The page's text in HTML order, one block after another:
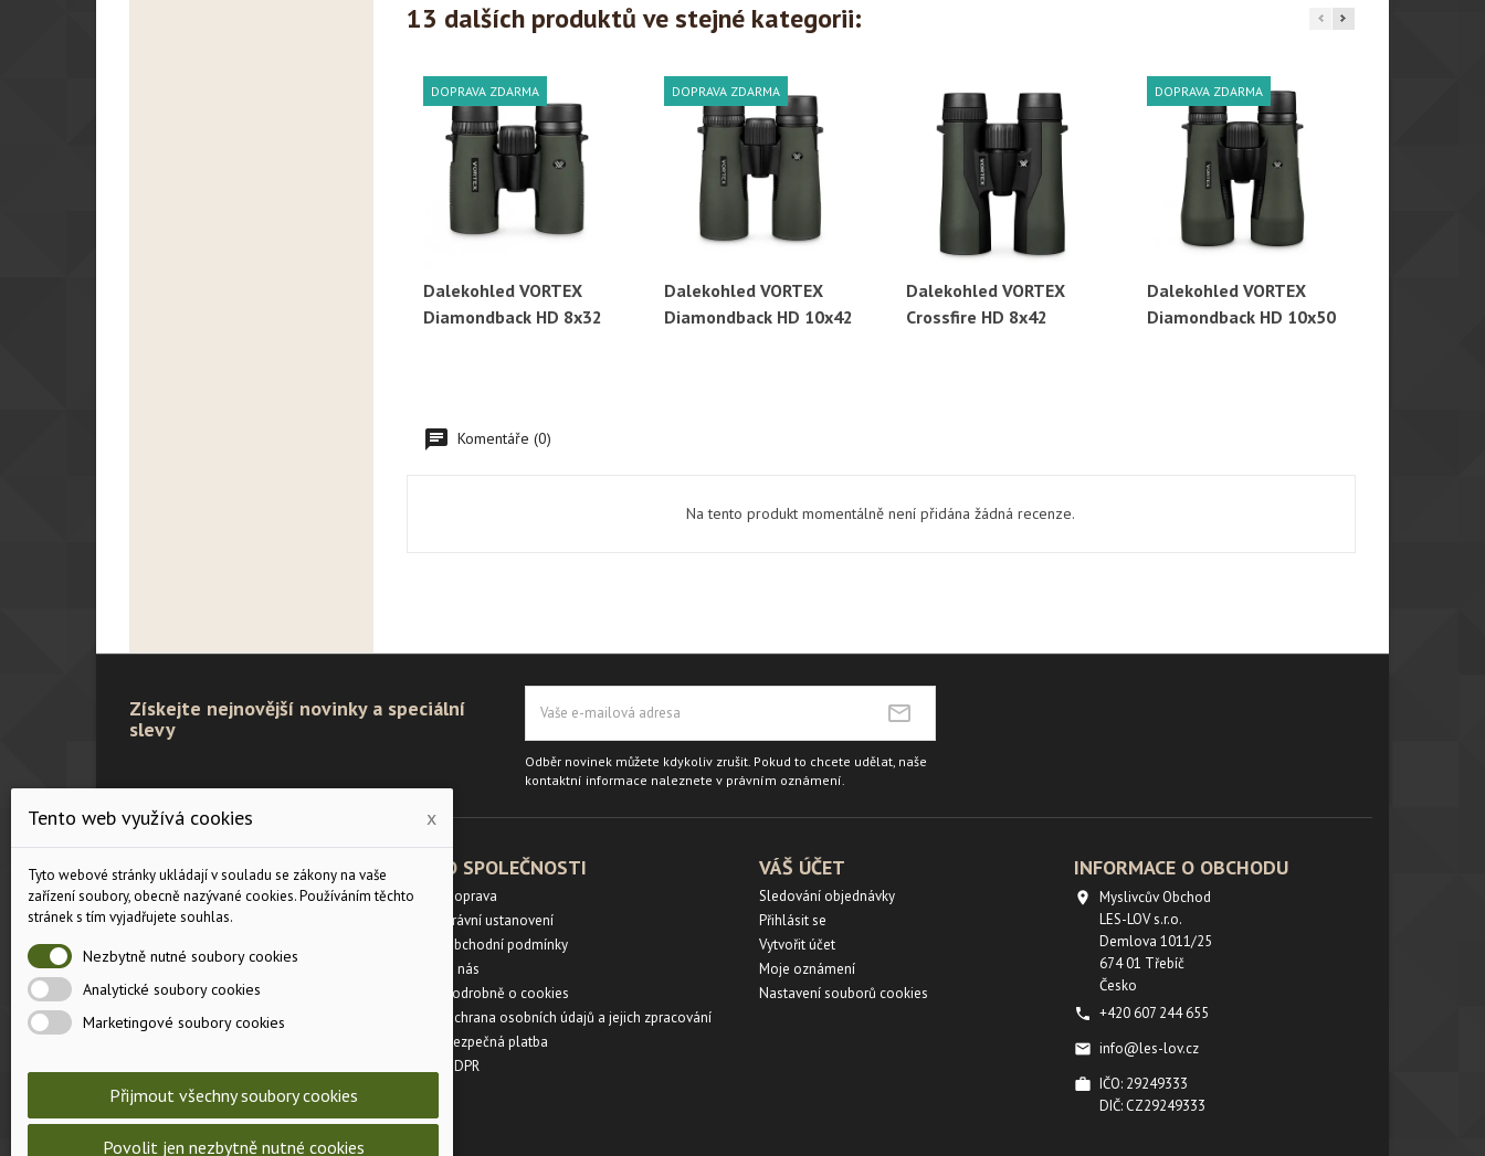
13 dalších produktů ve stejné kategorii:
DOPRAVA ZDARMA
Rychlý náhled
Dalekohled VORTEX
Diamondback HD 8x32
DOPRAVA ZDARMA
Rychlý náhled
Dalekohled VORTEX
Diamondback HD 10x42
Rychlý náhled
Dalekohled VORTEX
Crossfire HD 8x42
DOPRAVA ZDARMA
Rychlý náhled
Dalekohled VORTEX
Diamondback HD 10x50
Komentáře (0)
Na tento produkt momentálně není přidána žádná recenze.
Získejte nejnovější novinky a speciální
slevy
Odběr novinek můžete kdykoliv zrušit. Pokud to chcete udělat, naše
kontaktní informace naleznete v právním oznámení.
PRODUKTY
Velikostní tabulka
Slevy
Napište nám
Mapa stránek
Prodejny
O SPOLEČNOSTI
Doprava
Právní ustanovení
Obchodní podmínky
O nás
Podrobně o cookies
Ochrana osobních údajů a jejich zpracování
Bezpečná platba
GDPR
VÁŠ ÚČET
Sledování objednávky
Přihlásit se
Vytvořit účet
Moje oznámení
Nastavení souborů cookies
INFORMACE O OBCHODU

Myslivcův Obchod
LES-LOV s.r.o.
Demlova 1011/25
674 01 Třebíč
Česko
 +420 607 244 655
 info@les-lov.cz
 IČO: 29249333
DIČ: CZ29249333
Tento web využívá cookies x
Tyto webové stránky ukládají v souladu se zákony na vaše
zařízení soubory, obecně nazývané cookies. Používáním těchto
stránek s tím vyjadřujete souhlas.
Nezbytně nutné soubory cookies
Analytické soubory cookies
Marketingové soubory cookies
Přijmout všechny soubory cookies
Povolit jen nezbytně nutné cookies